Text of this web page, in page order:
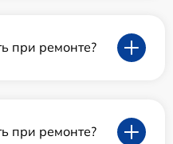
при ремонте?
при ремонте?